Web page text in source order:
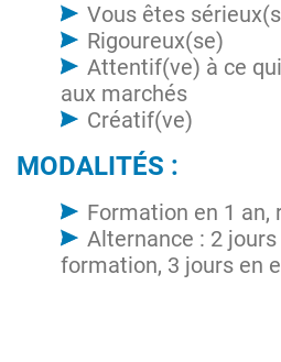
Vous êtes
Rigoureux(se)
Attentif(ve) à ce
aux marchés
Créatif(ve)
MODALITÉS :
Formation en 1 an,
Alternance : 2
formation, 3 jours en